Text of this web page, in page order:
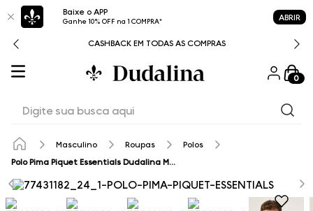
Baixe o APP
Ganhe 10% OFF na 1 COMPRA* ABRIR
CASHBACK EM TODAS AS COMPRAS
0
Masculino Roupas
Polos
Polo Pima Piquet Essentials Dudalina Masculina